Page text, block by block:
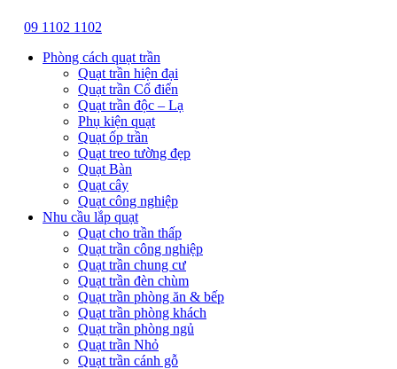
09 1102 1102
Phòng cách quạt trần
Quạt trần hiện đại
Quạt trần Cổ điển
Quạt trần độc – Lạ
Phụ kiện quạt
Quạt ốp trần
Quạt treo tường đẹp
Quạt Bàn
Quạt cây
Quạt công nghiệp
Nhu cầu lắp quạt
Quạt cho trần thấp
Quạt trần công nghiệp
Quạt trần chung cư
Quạt trần đèn chùm
Quạt trần phòng ăn & bếp
Quạt trần phòng khách
Quạt trần phòng ngủ
Quạt trần Nhỏ
Quạt trần cánh gỗ